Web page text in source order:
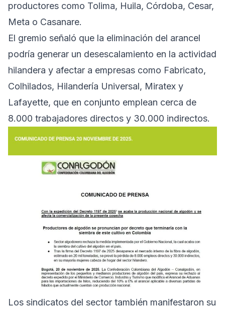
productores como Tolima, Huila, Córdoba, Cesar,
Meta o Casanare.
El gremio señaló que la eliminación del arancel
podría generar un desescalamiento en la actividad
hilandera y afectar a empresas como Fabricato,
Colhilados, Hilandería Universal, Miratex y
Lafayette, que en conjunto emplean cerca de
8.000 trabajadores directos y 30.000 indirectos.
Los sindicatos del sector también manifestaron su